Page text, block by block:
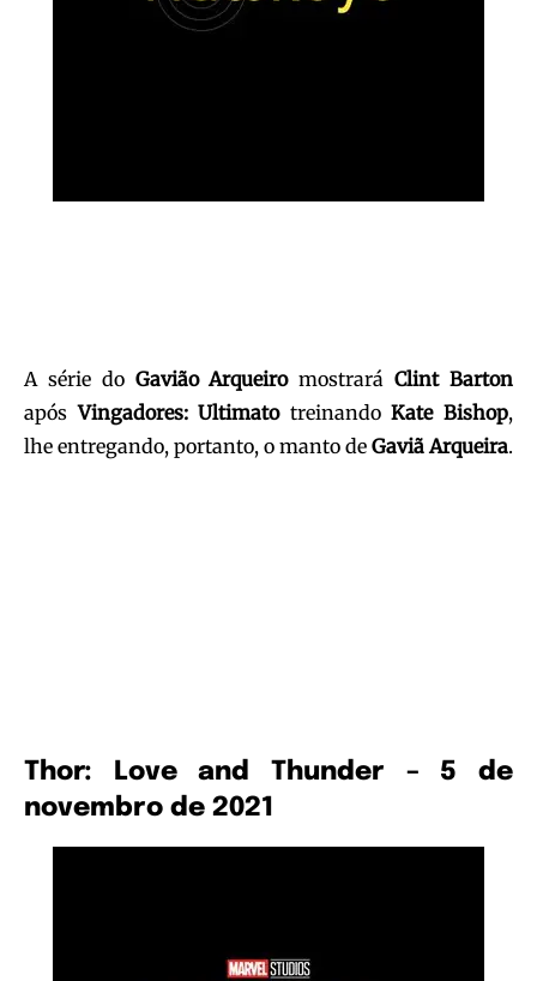
A série do Gavião ArqueiromostraráClint Barton
após Vingadores: UltimatotreinandoKate Bishop,
lhe entregando, portanto, o manto de Gaviã Arqueira.
Thor: Love and Thunder – 5 de
novembro de 2021